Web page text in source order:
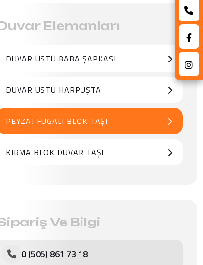
Elemanları
DUVAR ÜSTÜ BABA ŞAPKASI
DUVAR ÜSTÜ HARPUŞTA
PEYZAJ FUGALI BLOK TAŞI
KIRMA BLOK DUVAR TAŞI
Ve Bilgi
0 (505) 861 73 18